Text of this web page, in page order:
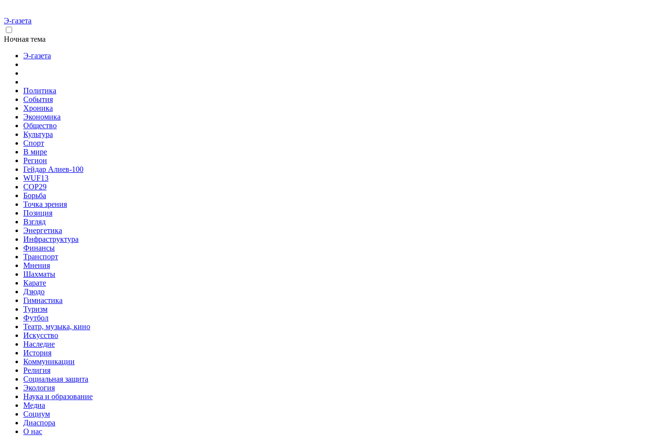
Э-газета
Ночная тема
Э-газета
Политика
События
Хроника
Экономика
Общество
Культура
Спорт
В мире
Регион
Гейдар Алиев-100
WUF13
COP29
Борьба
Точка зрения
Позиция
Взгляд
Энергетика
Инфраструктура
Финансы
Транспорт
Мнения
Шахматы
Карате
Дзюдо
Гимнастика
Туризм
Футбол
Театр, музыка, кино
Искусство
Наследие
История
Коммуникации
Религия
Социальная защита
Экология
Наука и образование
Медиа
Социум
Диаспора
О нас